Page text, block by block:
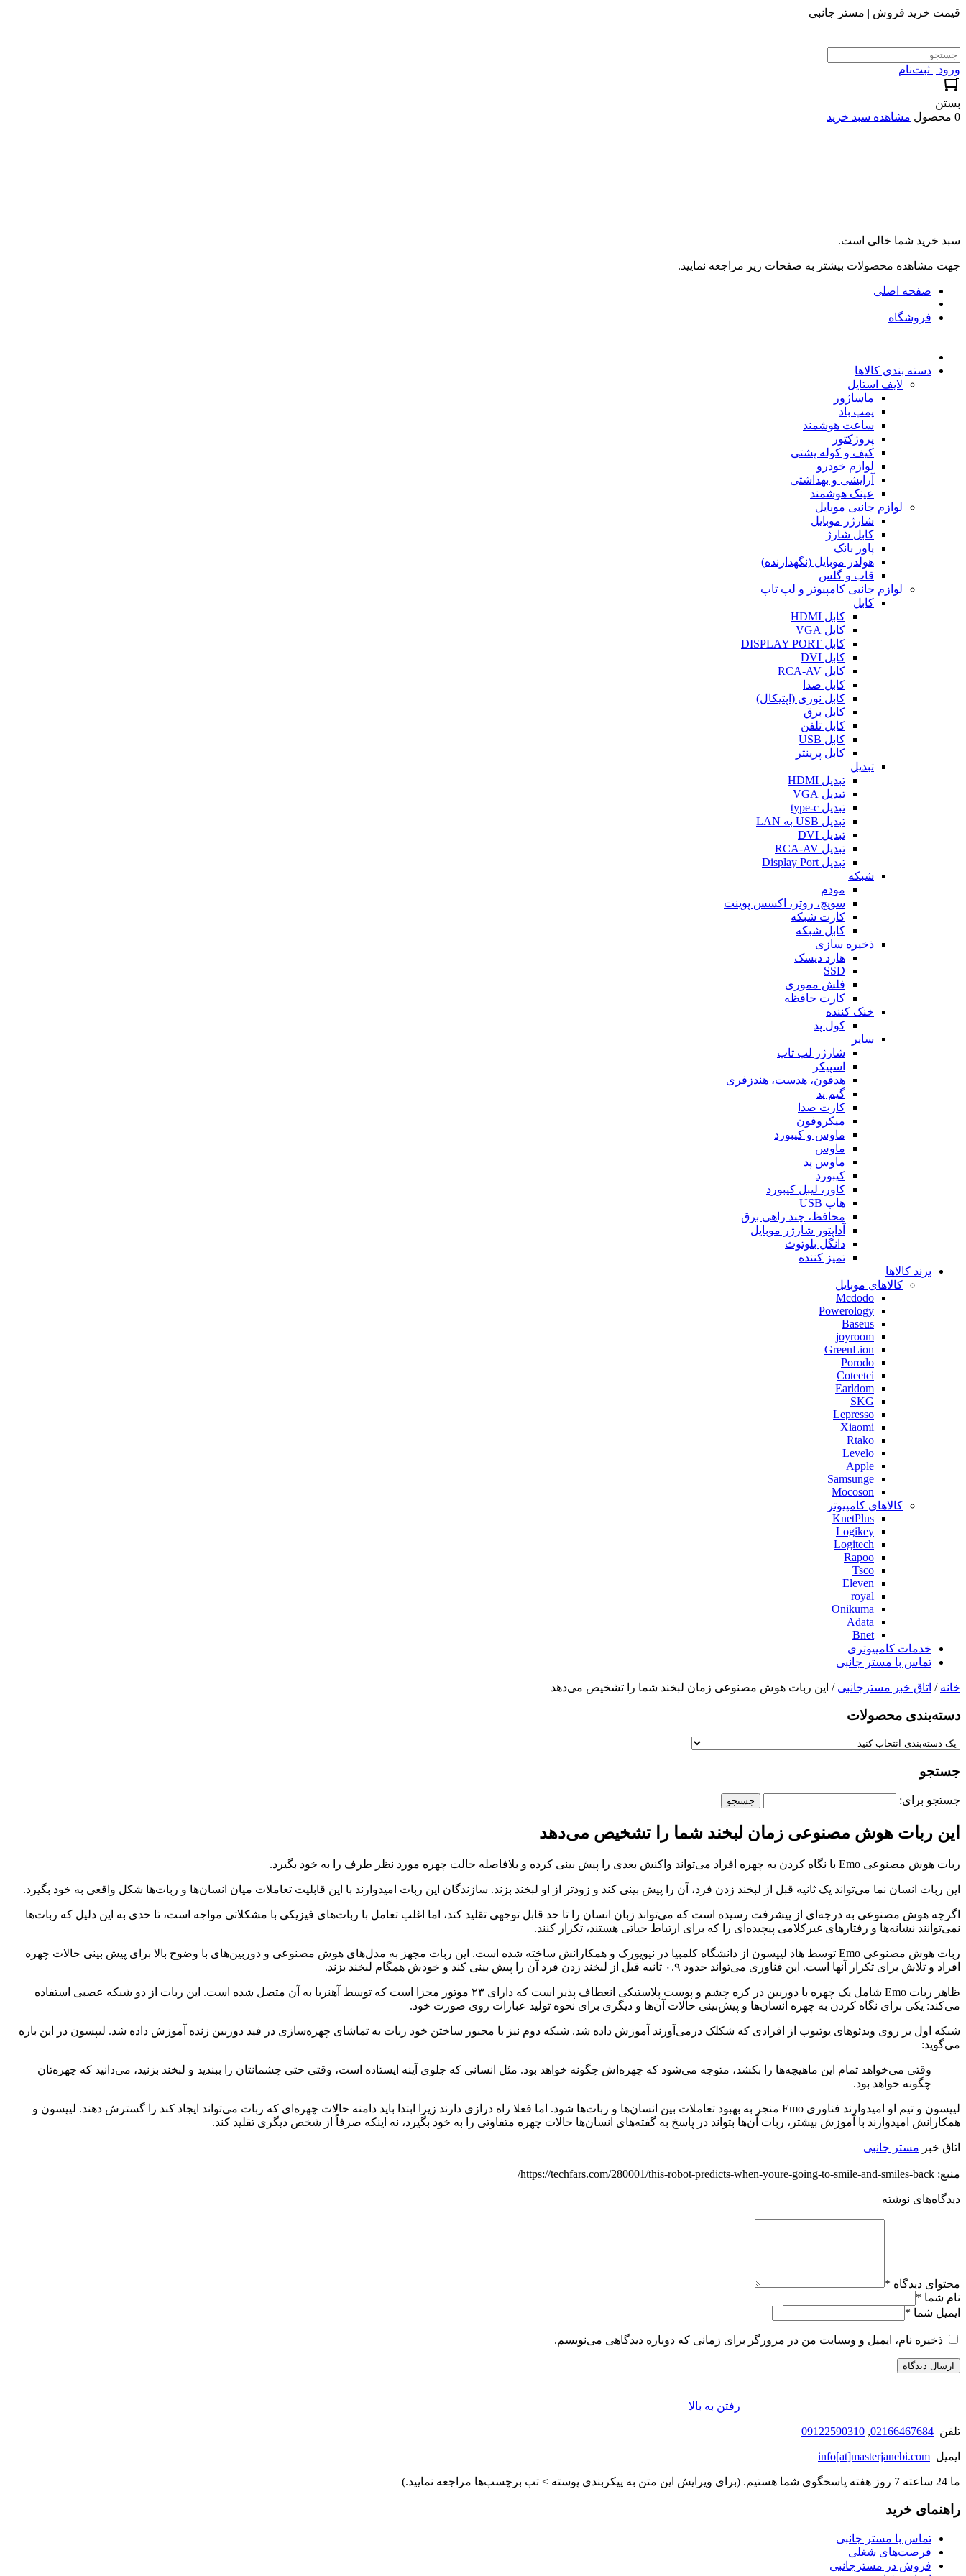
قیمت خرید فروش | مستر جانبی
ورود | ثبت‌نام
بستن
0 محصول
مشاهده سبد خرید
سبد خرید شما خالی است.
جهت مشاهده محصولات بیشتر به صفحات زیر مراجعه نمایید.
صفحه اصلی
فروشگاه
دسته بندی کالاها
لایف استایل
ماساژور
پمپ باد
ساعت هوشمند
پروژکتور
کیف و کوله پشتی
لوازم خودرو
آرایشی و بهداشتی
عینک هوشمند
لوازم جانبی موبایل
شارژر موبایل
کابل شارژ
پاور بانک
هولدر موبایل (نگهدارنده)
قاب و گلس
لوازم جانبی کامپیوتر و لپ تاپ
کابل
کابل HDMI
کابل VGA
کابل DISPLAY PORT
کابل DVI
کابل RCA-AV
کابل صدا
کابل نوری (اپتیکال)
کابل برق
کابل تلفن
کابل USB
کابل پرینتر
تبدیل
تبدیل HDMI
تبدیل VGA
تبدیل type-c
تبدیل USB به LAN
تبدیل DVI
تبدیل RCA-AV
تبدیل Display Port
شبکه
مودم
سویچ، روتر، اکسس پوینت
کارت شبکه
کابل شبکه
ذخیره سازی
هارد دیسک
SSD
فلش مموری
کارت حافظه
خنک کننده
کول پد
سایر
شارژر لپ تاپ
اسپیکر
هدفون، هدست، هندزفری
گیم پد
کارت صدا
میکروفون
ماوس و کیبورد
ماوس
ماوس پد
کیبورد
کاور، لیبل کیبورد
هاب USB
محافظ، چند راهی برق
آداپتور شارژر موبایل
دانگل بلوتوث
تمیز کننده
برند کالاها
کالاهای موبایل
Mcdodo
Powerology
Baseus
joyroom
GreenLion
Porodo
Coteetci
Earldom
SKG
Lepresso
Xiaomi
Rtako
Levelo
Apple
Samsunge
Mocoson
کالاهای کامپیوتر
KnetPlus
Logikey
Logitech
Rapoo
Tsco
Eleven
royal
Onikuma
Adata
Bnet
خدمات کامپیوتری
تماس با مستر جانبی
خانه / اتاق خبر مسترجانبی / این ربات هوش مصنوعی زمان لبخند شما را تشخیص می‌دهد
دسته‌بندی‌ محصولات
جستجو
جستجو برای:
این ربات هوش مصنوعی زمان لبخند شما را تشخیص می‌دهد
ربات هوش مصنوعی Emo با نگاه کردن به چهره افراد می‌تواند واکنش بعدی را پیش بینی کرده و بلافاصله حالت چهره مورد نظر طرف را به خود بگیرد.
این ربات انسان نما می‌تواند یک ثانیه قبل از لبخند زدن فرد، آن را پیش بینی کند و زودتر از او لبخند بزند. سازندگان این ربات امیدوارند با این قابلیت تعاملات میان انسان‌ها و ربات‌ها شکل واقعی به خود بگیرد.
اگرچه هوش مصنوعی به درجه‌ای از پیشرفت رسیده است که می‌تواند زبان انسان را تا حد قابل توجهی تقلید کند، اما اغلب تعامل با ربات‌های فیزیکی با مشکلاتی مواجه است، تا حدی به این دلیل که ربات‌ها
نمی‌توانند نشانه‌ها و رفتارهای غیرکلامی پیچیده‌ای را که برای ارتباط حیاتی هستند، تکرار کنند.
ربات هوش مصنوعی Emo توسط هاد لیپسون از دانشگاه کلمبیا در نیویورک و همکارانش ساخته شده است. این ربات مجهز به مدل‌های هوش مصنوعی و دوربین‌های با وضوح بالا برای پیش بینی حالات چهره
افراد و تلاش برای تکرار آنها است. این فناوری می‌تواند حدود ۰.۹ ثانیه قبل از لبخند زدن فرد آن را پیش بینی کند و خودش همگام لبخند بزند.
ظاهر ربات Emo شامل یک چهره با دوربین در کره چشم و پوست پلاستیکی انعطاف پذیر است که دارای ۲۳ موتور مجزا است که توسط آهنربا به آن متصل شده است. این ربات از دو شبکه عصبی استفاده
می‌کند: یکی برای نگاه کردن به چهره انسان‌ها و پیش‌بینی حالات آن‌ها و دیگری برای نحوه تولید عبارات روی صورت خود.
شبکه اول بر روی ویدئوهای یوتیوب از افرادی که شکلک درمی‌آورند آموزش داده شد. شبکه دوم نیز با مجبور ساختن خود ربات به تماشای چهره‌سازی در فید دوربین زنده آموزش داده شد. لیپسون در این باره
می‌گوید:
وقتی می‌خواهد تمام این ماهیچه‌ها را بکشد، متوجه می‌شود که چهره‌اش چگونه خواهد بود. مثل انسانی که جلوی آینه ایستاده است، وقتی حتی چشمانتان را ببندید و لبخند بزنید، می‌دانید که چهره‌تان
چگونه خواهد بود.
لیپسون و تیم او امیدوارند فناوری Emo منجر به بهبود تعاملات بین انسان‌ها و ربات‌ها شود. اما فعلا راه درازی دارند زیرا ابتدا باید دامنه حالات چهره‌ای که ربات می‌تواند ایجاد کند را گسترش دهند. لیپسون و
همکارانش امیدوارند با آموزش بیشتر، ربات آن‌‌ها بتواند در پاسخ به گفته‌های انسان‌ها حالات چهره متفاوتی را به خود بگیرد، نه اینکه صرفاً از شخص دیگری تقلید کند.
اتاق خبر مستر جانبی
منبع: https://techfars.com/280001/this-robot-predicts-when-youre-going-to-smile-and-smiles-back/
دیدگاه‌های نوشته
محتوای دیدگاه *
نام شما *
ایمیل شما *
ذخیره نام، ایمیل و وبسایت من در مرورگر برای زمانی که دوباره دیدگاهی می‌نویسم.
رفتن به بالا
تلفن 02166467684
,
09122590310
ایمیل info[at]masterjanebi.com
ما 24 ساعته 7 روز هفته پاسخگوی شما هستیم. (برای ویرایش این متن به پیکربندی پوسته > تب برچسب‌ها مراجعه نمایید.)
راهنمای خرید
تماس با مستر جانبی
فرصت‌های شغلی
فروش در مسترجانبی